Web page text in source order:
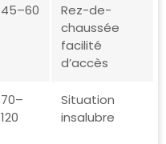
45–60
Rez-de-
chaussée
facilité
d’accès
70–
120
Situation
insalubre